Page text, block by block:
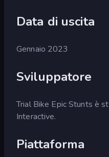
Data di uscita
Gennaio 2023
Sviluppatore
Trial Bike Epic Stunts è
Interactive.
Piattaforma